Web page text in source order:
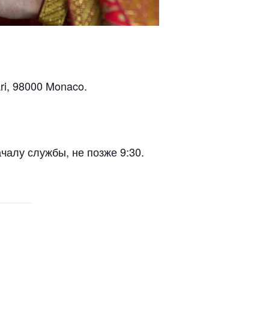
98000 Monaco.
службы, не позже 9:30.